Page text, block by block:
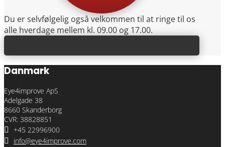
Du er selvfølgelig også velkommen til at ringe til os
alle hverdage mellem kl. 09.00 og 17.00.
Danmark
Eye4improve ApS
Adelgade 38
8660 Skanderborg
CVR: 38828851
 +45 22996900
 info@eye4improve.com